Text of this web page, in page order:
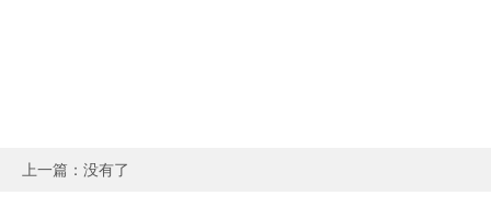
上一篇：没有了